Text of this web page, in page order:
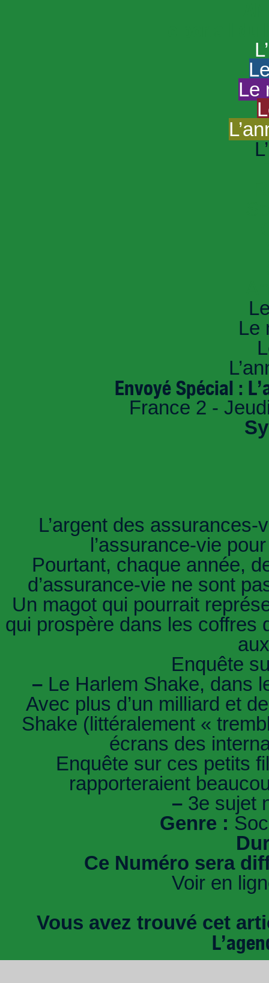
Le
Le
Envoyé Spécial :
France 2 -
L’argent des
l’assurance-vie
Pourtant, chaque année,
d’assurance-vie ne sont
Un magot qui pourrait
qui prospère dans les coffres
Enquête
– Le Harlem Shake, dans
Avec plus d’un milliard et
Shake (littéralement «
écrans des
Enquête sur ces petits
rapporteraient
– 3e sujet
Genre :
Ce Numéro sera
Voir en
Vous avez trouvé cet